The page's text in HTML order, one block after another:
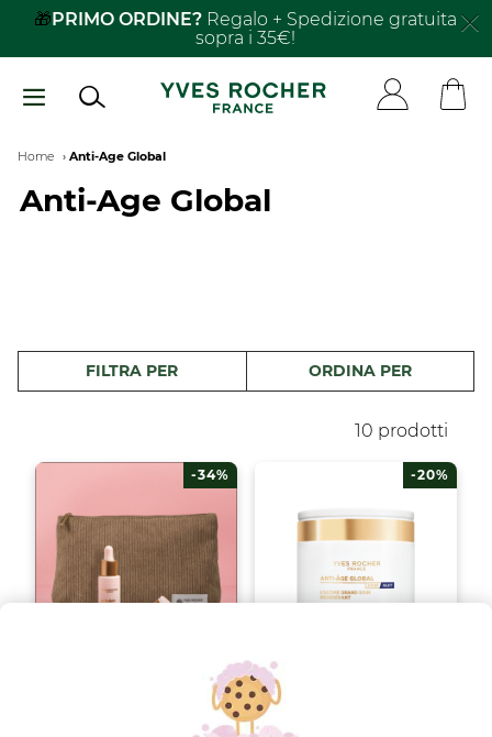
Salta
principale
🎁PRIMO ORDINE? Regalo + Spedizione gratuita
sopra i 35€!
Breadcrumb
Home Anti-Age Global
Anti-Age Global
FILTRA PER ORDINA PER
10 prodotti
-34%
Trattamento
Rigenerante
Supremo -...
-20%